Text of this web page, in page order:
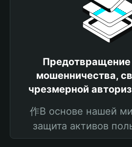
Предотвращение
мошенничества,
чрезмерной
作В основе нашей
защита активов